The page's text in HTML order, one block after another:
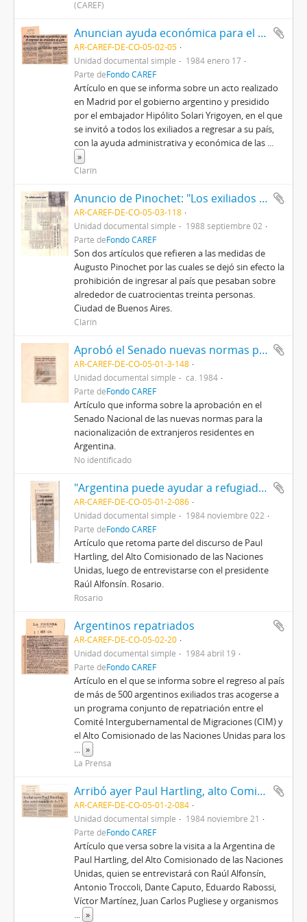
(CAREF)
Anuncian ayuda económica para el regreso de exiliados al país
AR-CAREF-DE-CO-05-02-05
Unidad documental simple
1984 enero 17
Parte deFondo CAREF
Artículo en que se informa sobre un acto realizado
en Madrid por el gobierno argentino y presidido
por el embajador Hipólito Solari Yrigoyen, en el que
se invitó a todos los exiliados a regresar a su país,
con la ayuda administrativa y económica de las ...
»
Clarín
Anuncio de Pinochet: "Los exiliados pueden volver" / Chile: permiten el retorno irrestricto de exiliados
AR-CAREF-DE-CO-05-03-118
Unidad documental simple
1988 septiembre 02
Parte deFondo CAREF
Son dos artículos que refieren a las medidas de
Augusto Pinochet por las cuales se dejó sin efecto la
prohibición de ingresar al país que pesaban sobre
alrededor de cuatrocientas treinta personas.
Ciudad de Buenos Aires.
Clarín
Aprobó el Senado nuevas normas para extranjeros
AR-CAREF-DE-CO-05-01-3-148
Unidad documental simple
ca. 1984
Parte deFondo CAREF
Artículo que informa sobre la aprobación en el
Senado Nacional de las nuevas normas para la
nacionalización de extranjeros residentes en
Argentina.
No identificado
"Argentina puede ayudar a refugiados"
AR-CAREF-DE-CO-05-01-2-086
Unidad documental simple
1984 noviembre 022
Parte deFondo CAREF
Artículo que retoma parte del discurso de Paul
Hartling, del Alto Comisionado de las Naciones
Unidas, luego de entrevistarse con el presidente
Raúl Alfonsín. Rosario.
Rosario
Argentinos repatriados
AR-CAREF-DE-CO-05-02-20
Unidad documental simple
1984 abril 19
Parte deFondo CAREF
Artículo en el que se informa sobre el regreso al país
de más de 500 argentinos exiliados tras acogerse a
un programa conjunto de repatriación entre el
Comité Intergubernamental de Migraciones (CIM) y
el Alto Comisionado de las Naciones Unidas para los
... »
La Prensa
Arribó ayer Paul Hartling, alto Comisionado de la ONU
AR-CAREF-DE-CO-05-01-2-084
Unidad documental simple
1984 noviembre 21
Parte deFondo CAREF
Artículo que versa sobre la visita a la Argentina de
Paul Hartling, del Alto Comisionado de las Naciones
Unidas, quien se entrevistará con Raúl Alfonsín,
Antonio Troccoli, Dante Caputo, Eduardo Rabossi,
Víctor Martínez, Juan Carlos Pugliese y organismos
... »